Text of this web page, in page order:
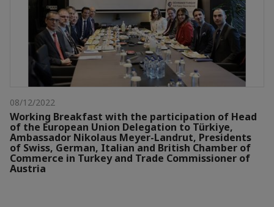
08/12/2022
Working Breakfast with the participation of Head
of the European Union Delegation to Türkiye,
Ambassador Nikolaus Meyer-Landrut, Presidents
of Swiss, German, Italian and British Chamber of
Commerce in Turkey and Trade Commissioner of
Austria